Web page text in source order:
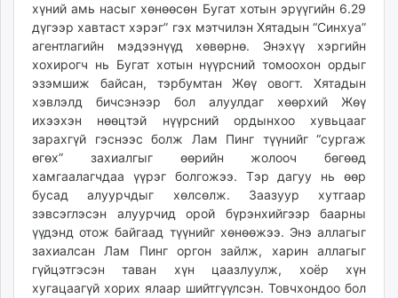
хүний амь насыг хөнөөсөн Бугат хотын эрүүгийн 6.29
дүгээр хавтаст хэрэг” гэх мэтчилэн Хятадын “Синхуа”
агентлагийн мэдээнүүд хөвөрнө. Энэхүү хэргийн
хохирогч нь Бугат хотын нүүрсний томоохон ордыг
эзэмшиж байсан, тэрбумтан Жөү овогт. Хятадын
хэвлэлд бичсэнээр бол алуулдаг хөөрхий Жөү
ихээхэн нөөцтэй нүүрсний ордынхоо хувьцааг
зарахгүй гэснээс болж Лам Пинг түүнийг “сургаж
өгөх” захиалгыг өөрийн жолооч бөгөөд
хамгаалагчдаа үүрэг болгожээ. Тэр дагуу нь өөр
бусад алуурчдыг хөлсөлж. Заазуур хутгаар
зэвсэглэсэн алуурчид орой бүрэнхийгээр баарны
үүдэнд отож байгаад түүнийг хөнөөжээ. Энэ аллагыг
захиалсан Лам Пинг оргон зайлж, харин аллагыг
гүйцэтгэсэн таван хүн цаазлуулж, хоёр хүн
хугацаагүй хорих ялаар шийтгүүлсэн. Товчхондоо бол